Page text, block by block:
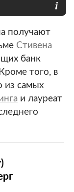
получают
Стивена
банк
того, в
из самых
и лауреат